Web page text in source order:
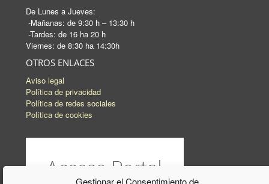
Gestionar el Consentimiento de
De Lunes a Jueves:
-Mañanas: de 9:30 h – 13:30 h
-Tardes: de 16 ha 20 h
Viernes: de 8:30 ha 14:30h
OTROS ENLACES
Aviso legal
Política de privacidad
Política de redes sociales
Política de cookies